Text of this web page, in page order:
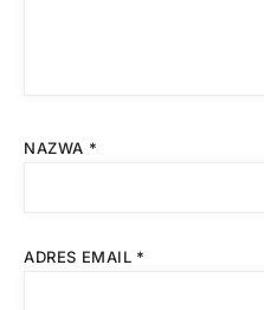
NAZWA *
ADRES EMAIL *